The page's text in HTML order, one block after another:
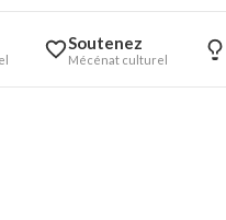
Soutenez
Mécénat culturel